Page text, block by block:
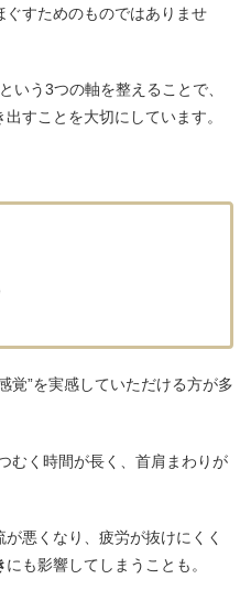
すためのものではありませ
いう3つの軸を整えることで、
出すことを大切にしています。
覚”を実感していただける方が多
むく時間が長く、首肩まわりが
悪くなり、疲労が抜けにくく
にも影響してしまうことも。